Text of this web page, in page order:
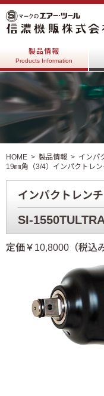
製品情報
Products Information
HOME 製品情報
インパ
19㎜角（3/4）インパクトレ
インパクトレンチ
SI-
定価￥10,8000（税込